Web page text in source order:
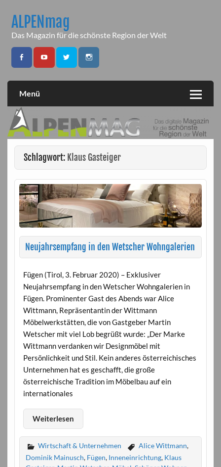
contentALPENmag
Das Magazin für die schönste Region der Welt
Menü
Schlagwort: Klaus Gasteiger
Neujahrsempfang in den Wetscher Wohngalerien
Fügen (Tirol, 3. Februar 2020) – Exklusiver
Neujahrsempfang in den Wetscher Wohngalerien in
Fügen. Prominenter Gast des Abends war Alice
Wittmann, Repräsentantin der Wittmann
Möbelwerkstätten, die von Gastgeber Martin
Wetscher mit viel Lob begrüßt wurde: „Der Marke
Wittmann verdanken wir Designmöbel mit
Persönlichkeit und Stil. Kein anderes österreichisches
Unternehmen hat es geschafft, die große
österreichische Tradition im Möbelbau auf ein
internationales
Weiterlesen
Wirtschaft & Unternehmen Alice Wittmann,
Dominik Mainusch, Fügen, Inneneinrichtung, Klaus